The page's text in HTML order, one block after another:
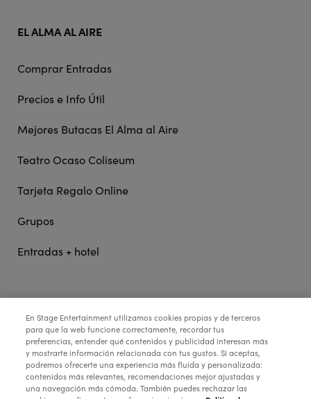
EL ALMA AL AIRE
Comprar Entradas
Precios e Info Útil
Mejores Butacas El Alma al Aire
Teatro Ocaso Coliseum
Tarjeta Regalo Online
Grupos
Entradas + hotel
STAGE ENTERTAINMENT
COLABORA:
En Stage Entertainment utilizamos cookies propias y de terceros
para que la web funcione correctamente, recordar tus
preferencias, entender qué contenidos y publicidad interesan más
y mostrarte información relacionada con tus gustos. Si aceptas,
podremos ofrecerte una experiencia más fluida y personalizada:
contenidos más relevantes, recomendaciones mejor ajustadas y
una navegación más cómoda. También puedes rechazar las